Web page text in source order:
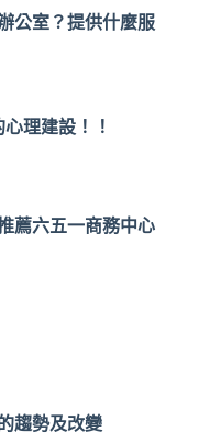
公室？提供什麼服
理建設！！
薦六五一商務中心
趨勢及改變